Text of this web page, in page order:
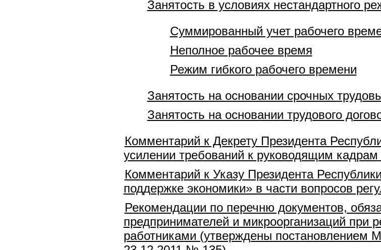
Занятость в условиях нестандартного
Суммированный учет рабочего
Неполное рабочее время
Режим гибкого рабочего времени
Занятость на основании срочных
Занятость на основании трудового
Комментарий к Декрету Президента
усилении требований к руководящим
Комментарий к Указу Президента
поддержке экономики» в части вопросов
Рекомендации по перечню документов,
предпринимателей и микроорганизаций при
работниками (утверждены постановлением